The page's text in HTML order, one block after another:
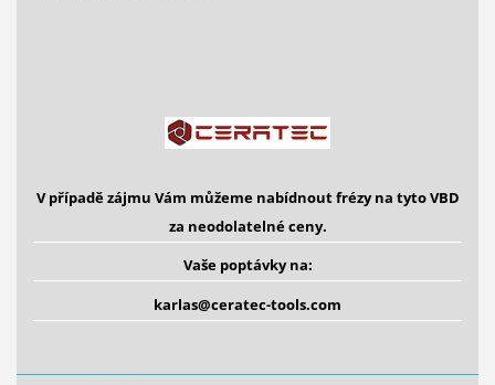
V případě zájmu Vám můžeme nabídnout frézy na tyto VBD
za neodolatelné ceny.
Vaše poptávky na:
karlas@ceratec-tools.com